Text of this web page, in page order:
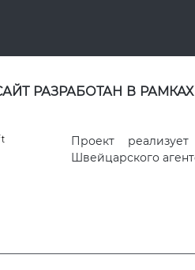
РАЗРАБОТАН В
Проект
Швейцарского